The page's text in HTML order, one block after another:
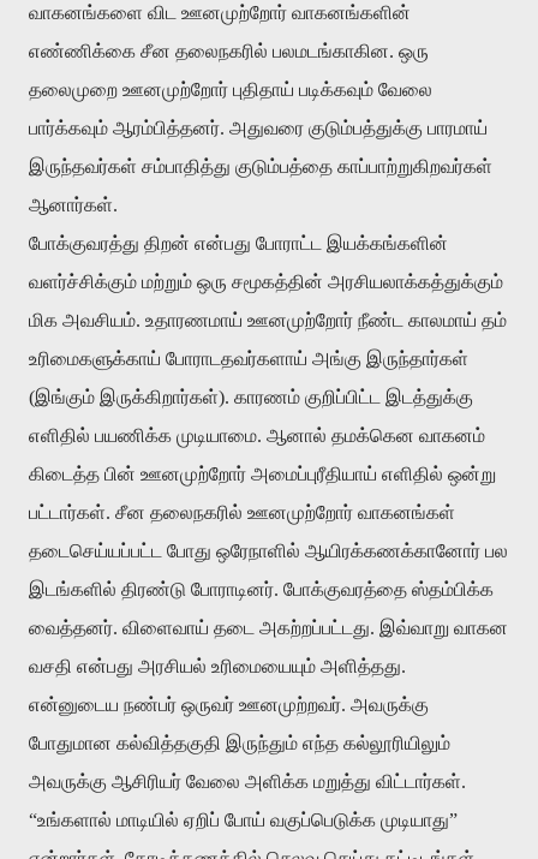
வாகனங்களை விட ஊனமுற்றோர் வாகனங்களின்
எண்ணிக்கை சீன தலைநகரில் பலமடங்காகின. ஒரு
தலைமுறை ஊனமுற்றோர் புதிதாய் படிக்கவும் வேலை
பார்க்கவும் ஆரம்பித்தனர். அதுவரை குடும்பத்துக்கு பாரமாய்
இருந்தவர்கள் சம்பாதித்து குடும்பத்தை காப்பாற்றுகிறவர்கள்
ஆனார்கள்.
போக்குவரத்து திறன் என்பது போராட்ட இயக்கங்களின்
வளர்ச்சிக்கும் மற்றும் ஒரு சமூகத்தின் அரசியலாக்கத்துக்கும்
மிக அவசியம். உதாரணமாய் ஊனமுற்றோர் நீண்ட காலமாய் தம்
உரிமைகளுக்காய் போராடதவர்களாய் அங்கு இருந்தார்கள்
(இங்கும் இருக்கிறார்கள்). காரணம் குறிப்பிட்ட இடத்துக்கு
எளிதில் பயணிக்க முடியாமை. ஆனால் தமக்கென வாகனம்
கிடைத்த பின் ஊனமுற்றோர் அமைப்புரீதியாய் எளிதில் ஒன்று
பட்டார்கள். சீன தலைநகரில் ஊனமுற்றோர் வாகனங்கள்
தடைசெய்யப்பட்ட போது ஒரேநாளில் ஆயிரக்கணக்கானோர் பல
இடங்களில் திரண்டு போராடினர். போக்குவரத்தை ஸ்தம்பிக்க
வைத்தனர். விளைவாய் தடை அகற்றப்பட்டது. இவ்வாறு வாகன
வசதி என்பது அரசியல் உரிமையையும் அளித்தது.
என்னுடைய நண்பர் ஒருவர் ஊனமுற்றவர். அவருக்கு
போதுமான கல்வித்தகுதி இருந்தும் எந்த கல்லூரியிலும்
அவருக்கு ஆசிரியர் வேலை அளிக்க மறுத்து விட்டார்கள்.
“உங்களால் மாடியில் ஏறிப் போய் வகுப்பெடுக்க முடியாது”